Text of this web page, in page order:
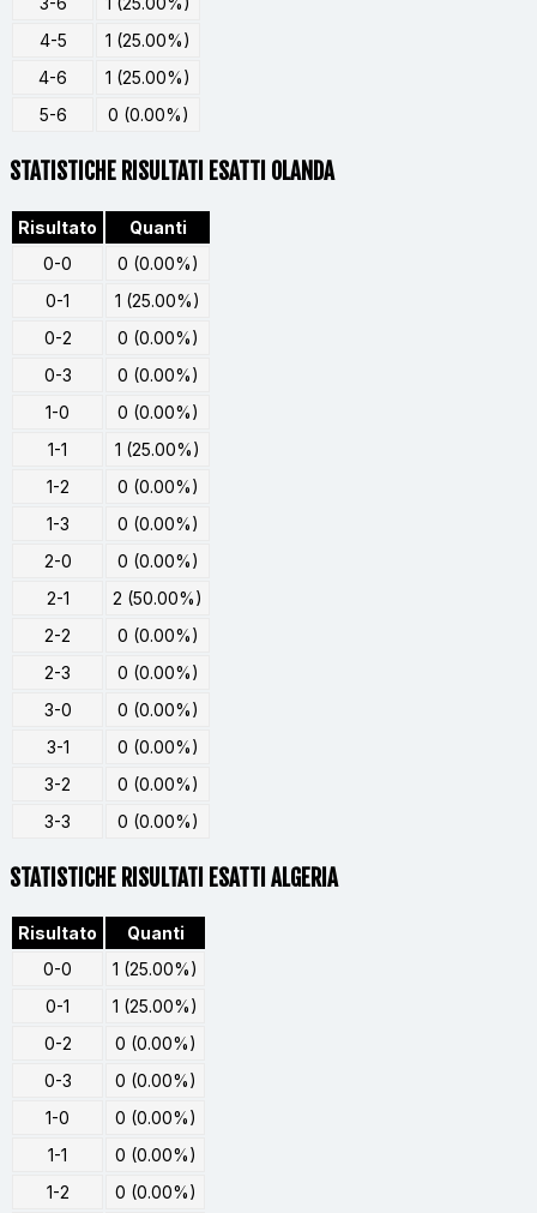
4-5
1 (25.00%)
4-6
1 (25.00%)
5-6
0 (0.00%)
STATISTICHE RISULTATI ESATTI OLANDA
Risultato
Quanti
0-0
0 (0.00%)
0-1
1 (25.00%)
0-2
0 (0.00%)
0-3
0 (0.00%)
1-0
0 (0.00%)
1-1
1 (25.00%)
1-2
0 (0.00%)
1-3
0 (0.00%)
2-0
0 (0.00%)
2-1
2 (50.00%)
2-2
0 (0.00%)
2-3
0 (0.00%)
3-0
0 (0.00%)
3-1
0 (0.00%)
3-2
0 (0.00%)
3-3
0 (0.00%)
STATISTICHE RISULTATI ESATTI ALGERIA
Risultato
Quanti
0-0
1 (25.00%)
0-1
1 (25.00%)
0-2
0 (0.00%)
0-3
0 (0.00%)
1-0
0 (0.00%)
1-1
0 (0.00%)
1-2
0 (0.00%)